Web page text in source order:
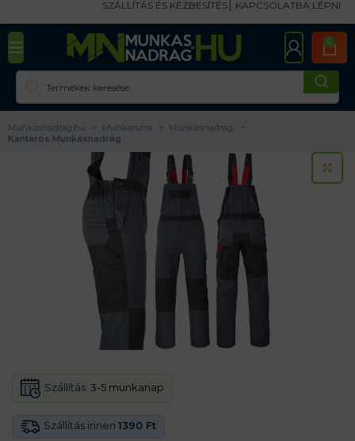
SZÁLLÍTÁS ÉS KÉZBESÍTÉS KAPCSOLATBA LÉPNI
0
Munkasnadrag.hu Munkaruha
Munkásnadrág
Kantáros Munkásnadrág
Szállítás innen 1390 Ft
Szállítás: 3-5 munkanap